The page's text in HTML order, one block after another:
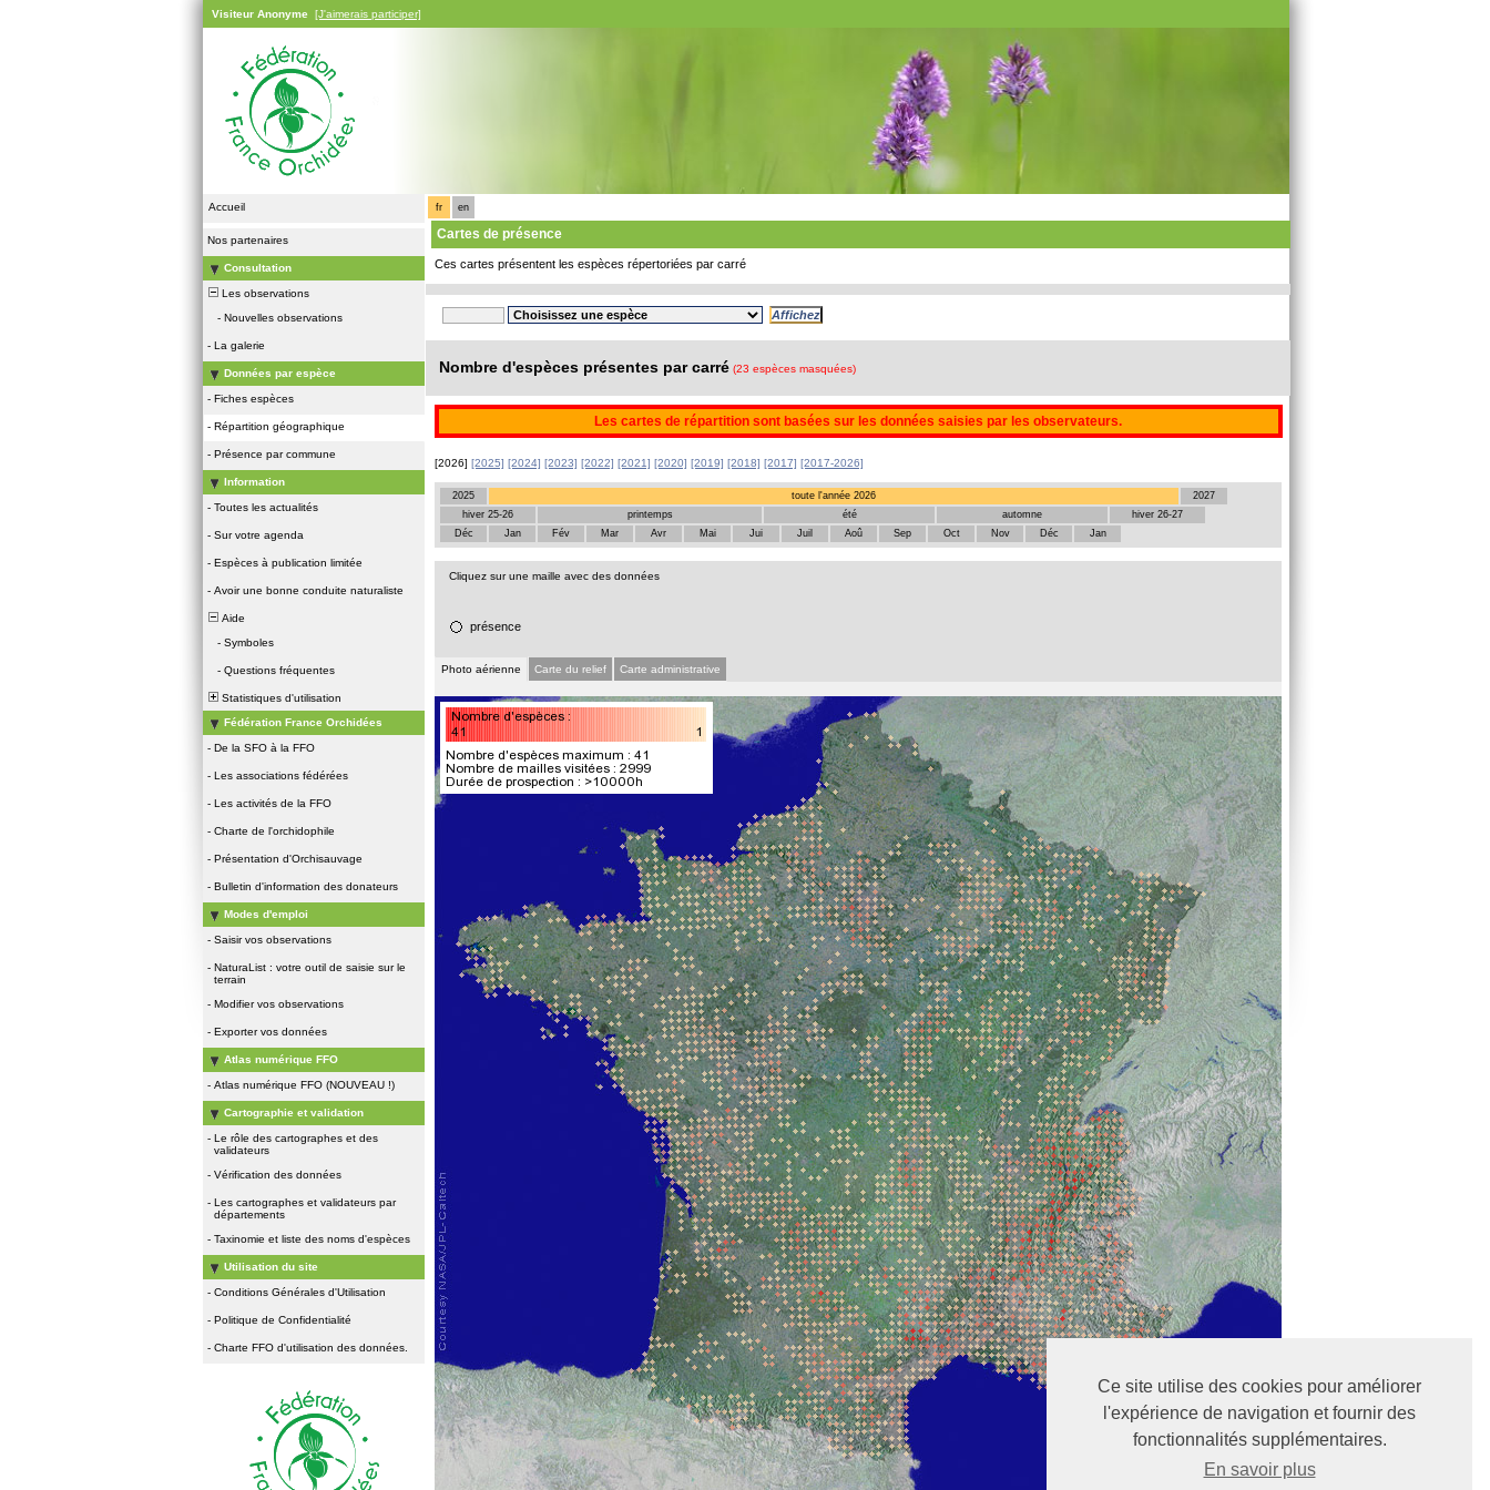
Ce site utilise des cookies pour améliorer
l'expérience de navigation et fournir des
fonctionnalités supplémentaires.
En savoir plus
Visiteur Anonyme [J'aimerais participer]
Accueil
Nos partenaires
Consultation
Les observations
- Nouvelles observations
- La galerie
Données par espèce
- Fiches espèces
- Répartition géographique
- Présence par commune
Information
- Toutes les actualités
- Sur votre agenda
- Espèces à publication limitée
- Avoir une bonne conduite naturaliste
Aide
- Symboles
- Questions fréquentes
Statistiques d'utilisation
Fédération France Orchidées
- De la SFO à la FFO
- Les associations fédérées
- Les activités de la FFO
- Charte de l'orchidophile
- Présentation d'Orchisauvage
- Bulletin d'information des donateurs
Modes d'emploi
- Saisir vos observations
- NaturaList : votre outil de saisie sur le
terrain
- Modifier vos observations
- Exporter vos données
Atlas numérique FFO
- Atlas numérique FFO (NOUVEAU !)
Cartographie et validation
- Le rôle des cartographes et des
validateurs
- Vérification des données
- Les cartographes et validateurs par
départements
- Taxinomie et liste des noms d'espèces
Utilisation du site
- Conditions Générales d'Utilisation
- Politique de Confidentialité
- Charte FFO d'utilisation des données.
fr en
Cartes de présence
Ces cartes présentent les espèces répertoriées par carré
Nombre d'espèces présentes par carré (23 espèces masquées)
Les cartes de répartition sont basées sur les données saisies par les observateurs.
[2026] [2025] [2024] [2023] [2022] [2021] [2020] [2019] [2018] [2017] [2017-2026]
2025 toute l'année 2026
2027
hiver 25-26
printemps été automne
hiver 26-27
Déc
Jan Fév Mar Avr Mai Jui Juil Aoû Sep Oct Nov Déc Jan
Cliquez sur une maille avec des données
présence
Photo aérienne Carte du relief Carte administrative